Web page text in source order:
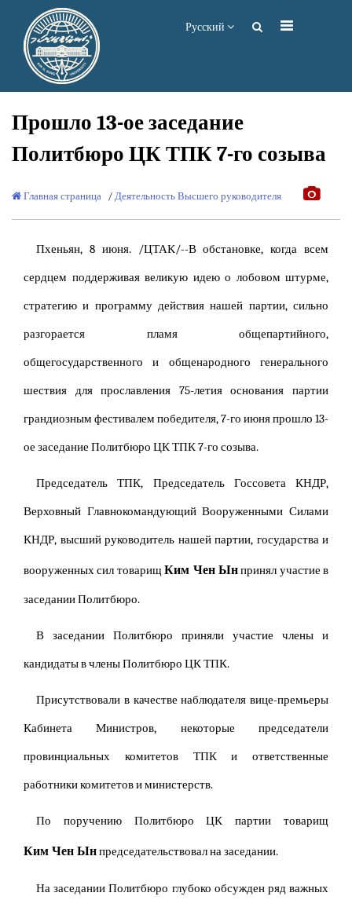
Русский
Прошло 13-ое заседание
Политбюро ЦК ТПК 7-го созыва
Главная страница / Деятельность Высшего руководителя
Пхеньян, 8 июня. /ЦТАК/--В обстановке, когда всем
сердцем поддерживая великую идею о лобовом штурме,
стратегию и программу действия нашей партии, сильно
разгорается пламя общепартийного,
общегосударственного и общенародного генерального
шествия для прославления 75-летия основания партии
грандиозным фестивалем победителя, 7-го июня прошло 13-
ое заседание Политбюро ЦК ТПК 7-го созыва.
Председатель ТПК, Председатель Госсовета КНДР,
Верховный Главнокомандующий Вооруженными Силами
КНДР, высший руководитель нашей партии, государства и
вооруженных сил товарищКим Чен Ынпринял участие в
заседании Политбюро.
В заседании Политбюро приняли участие члены и
кандидаты в члены Политбюро ЦК ТПК.
Присутствовали в качестве наблюдателя вице-премьеры
Кабинета Министров, некоторые председатели
провинциальных комитетов ТПК и ответственные
работники комитетов и министерств.
По поручению Политбюро ЦК партии товарищ
Ким Чен Ынпредседательствовал на заседании.
На заседании Политбюро глубоко обсужден ряд важных